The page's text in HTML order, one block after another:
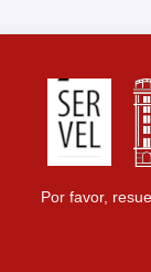
Por favor,